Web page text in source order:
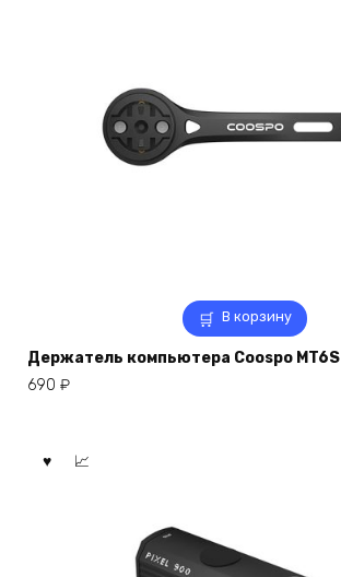
В корзину
Держатель компьютера Coospo MT6S
690 ₽